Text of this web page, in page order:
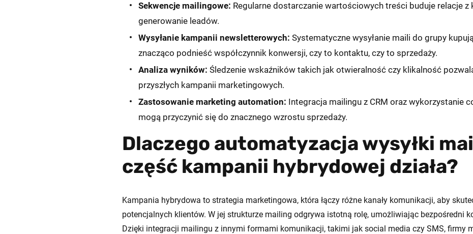
Sekwencje mailingowe: Regularne dostarczanie wartościowych treści buduje relacje z
generowanie leadów.
Wysyłanie kampanii newsletterowych: Systematyczne wysyłanie maili do grupy
znacząco podnieść współczynnik konwersji, czy to kontaktu, czy to sprzedaży.
Analiza wyników: Śledzenie wskaźników takich jak otwieralność czy klikalność
przyszłych kampanii marketingowych.
Zastosowanie marketing automation: Integracja mailingu z CRM oraz wykorzystanie
mogą przyczynić się do znacznego wzrostu sprzedaży.
Dlaczego automatyzacja wysyłki
część kampanii hybrydowej działa?
Kampania hybrydowa to strategia marketingowa, która łączy różne kanały komunikacji, aby
potencjalnych klientów. W jej strukturze mailing odgrywa istotną rolę, umożliwiając bezpośredni
Dzięki integracji mailingu z innymi formami komunikacji, takimi jak social media czy SMS, firmy